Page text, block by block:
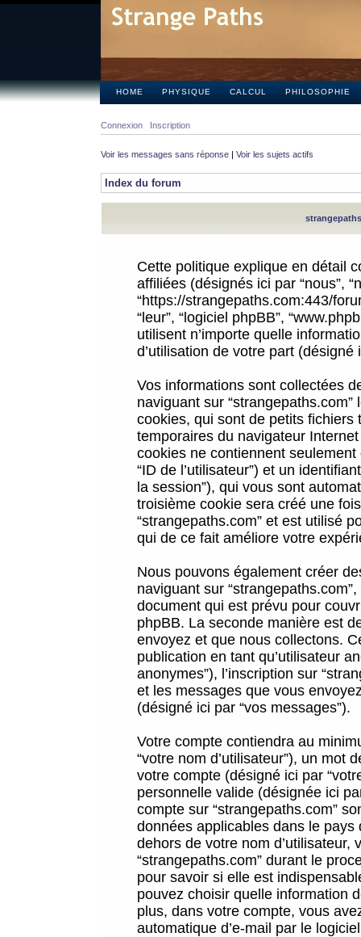
HOME PHYSIQUE CALCUL PHILOSOPHIE
Connexion Inscription
Voir les messages sans réponse | Voir les sujets actifs
Index du forum
Cette politique explique en détail
affiliées (désignés ici par “nous”,
“https://strangepaths.com:443/
“leur”, “logiciel phpBB”,
utilisent n’importe quelle
d’utilisation de votre part (désigné
Vos informations sont collectées
naviguant sur
cookies, qui sont de petits
temporaires du navigateur
cookies ne contiennent
“ID de l’utilisateur”) et un
la session”), qui vous sont
troisième cookie sera créé une
“strangepaths.com” et est utilisé
qui de ce fait améliore votre
Nous pouvons également créer
naviguant sur
document qui est prévu pour
phpBB. La seconde manière est
envoyez et que nous collectons.
publication en tant qu’utilisateur
anonymes”), l’inscription sur
et les messages que vous
(désigné ici par “vos messages”).
Votre compte contiendra au
“votre nom d’utilisateur”), un mot
votre compte (désigné ici par
personnelle valide (désignée ici
compte sur “strangepaths.com”
données applicables dans le
dehors de votre nom
“strangepaths.com” durant le
pour savoir si elle est
pouvez choisir quelle information
plus, dans votre compte, vous
automatique d’e-mail par le